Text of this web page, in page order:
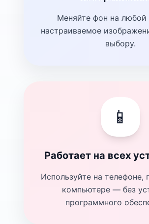
Меняйте фон на любой
настраиваемое
выбору.
📱
Работает на всех
Используйте на телефоне,
компьютере — без
программного